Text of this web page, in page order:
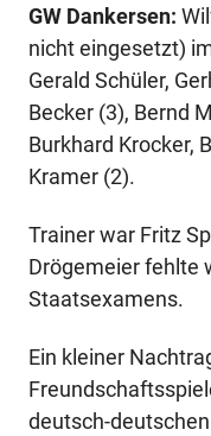
GW Dankersen:
nicht eingesetzt)
Gerald Schüler,
Becker (3), Bernd
Burkhard Krocker,
Kramer (2).
Trainer war Fritz
Drögemeier fehlte
Staatsexamens.
Ein kleiner
deutsch-